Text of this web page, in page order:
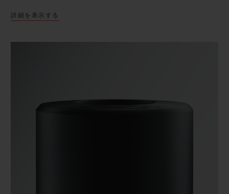
詳細を表示する